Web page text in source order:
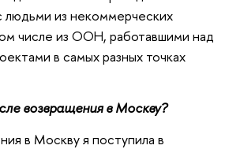
людьми из некоммерческих
числе из ООН, работавшими над
в самых разных точках
возвращения в Москву?
в Москву я поступила в